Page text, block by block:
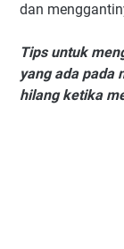
dan
Tips untuk
yang ada pada
hilang ketika